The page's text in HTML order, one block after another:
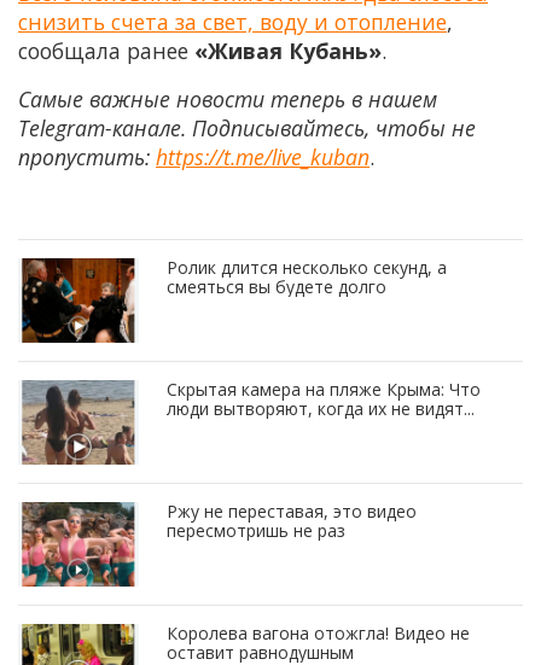
снизить счета за свет, воду и отопление,
сообщала ранее «Живая Кубань».
Самые важные новости теперь в нашем
Telegram-канале. Подписывайтесь, чтобы не
пропустить: https://t.me/live_kuban.
Ролик длится несколько секунд, а
смеяться вы будете долго
Скрытая камера на пляже Крыма: Что
люди вытворяют, когда их не видят...
Ржу не переставая, это видео
пересмотришь не раз
Королева вагона отожгла! Видео не
оставит равнодушным